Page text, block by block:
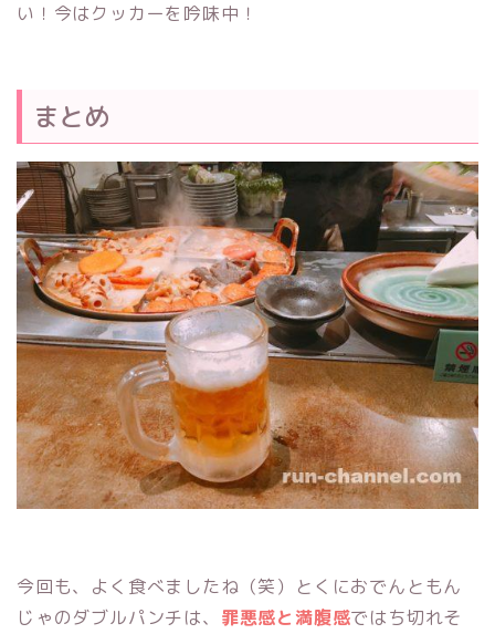
い！今はクッカーを吟味中！
まとめ
今回も、よく食べましたね（笑）とくにおでんともん
じゃのダブルパンチは、 罪悪感と満腹感ではち切れそ